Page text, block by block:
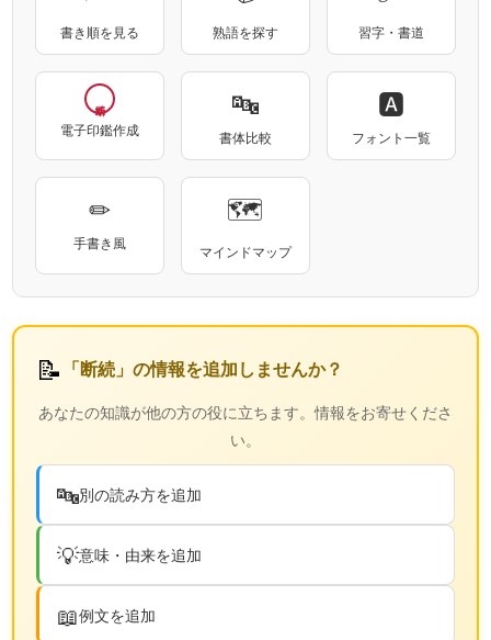
書き順を見る 熟語を探す 習字・書道
電子印鑑作成
🔤
書体比較
🅰
フォント一覧
✏
手書き風
🗺
マインドマップ
📝 「断続」の情報を追加しませんか？
あなたの知識が他の方の役に立ちます。情報をお寄せくださ
い。
🔤別の読み方を追加
💡意味・由来を追加
📖例文を追加